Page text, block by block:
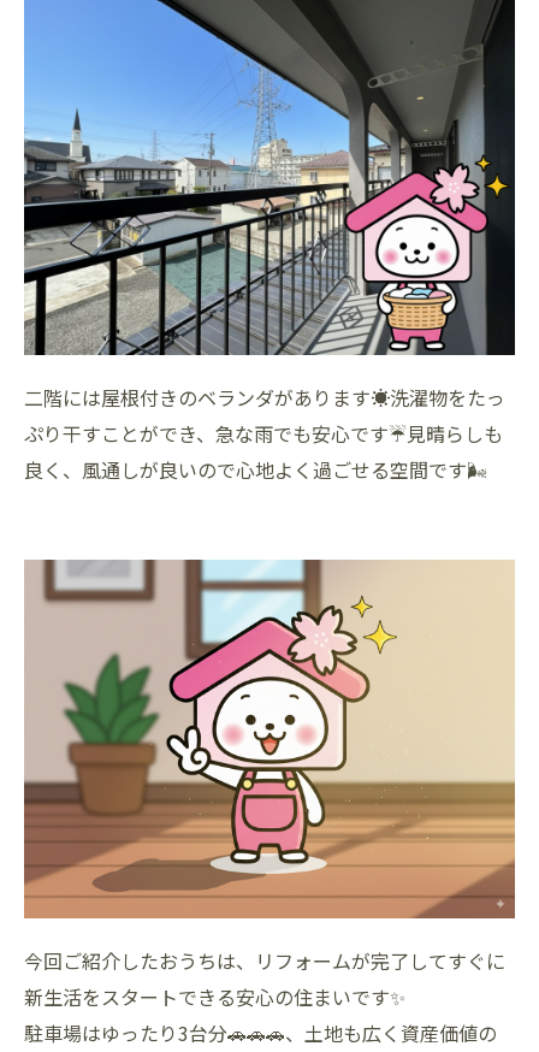
二階には屋根付きのベランダがあります☀️洗濯物をたっ
ぷり干すことができ、急な雨でも安心です☔見晴らしも
良く、風通しが良いので心地よく過ごせる空間です🌬️
今回ご紹介したおうちは、リフォームが完了してすぐに
新生活をスタートできる安心の住まいです✨
駐車場はゆったり3台分🚗🚗🚗、土地も広く資産価値の